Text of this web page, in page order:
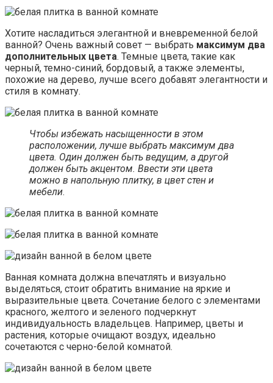
Хотите насладиться элегантной и вневременной белой
ванной? Очень важный совет — выбрать максимум два
дополнительных цвета. Темные цвета, такие как
черный, темно-синий, бордовый, а также элементы,
похожие на дерево, лучше всего добавят элегантности и
стиля в комнату.
Чтобы избежать насыщенности в этом
расположении, лучше выбрать максимум два
цвета. Один должен быть ведущим, а другой
должен быть акцентом. Ввести эти цвета
можно в напольную плитку, в цвет стен и
мебели.
Ванная комната должна впечатлять и визуально
выделяться, стоит обратить внимание на яркие и
выразительные цвета. Сочетание белого с элементами
красного, желтого и зеленого подчеркнут
индивидуальность владельцев. Например, цветы и
растения, которые очищают воздух, идеально
сочетаются с черно-белой комнатой.